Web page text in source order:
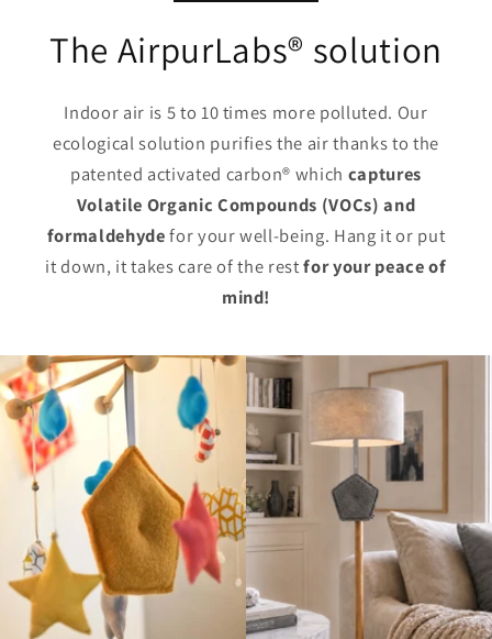
The AirpurLabs® solution
Indoor air is 5 to 10 times more polluted. Our
ecological solution purifies the air thanks to the
patented activated carbon® which captures
Volatile Organic Compounds (VOCs) and
formaldehydefor your well-being. Hang it or put
it down, it takes care of the restforyour peace of
mind!